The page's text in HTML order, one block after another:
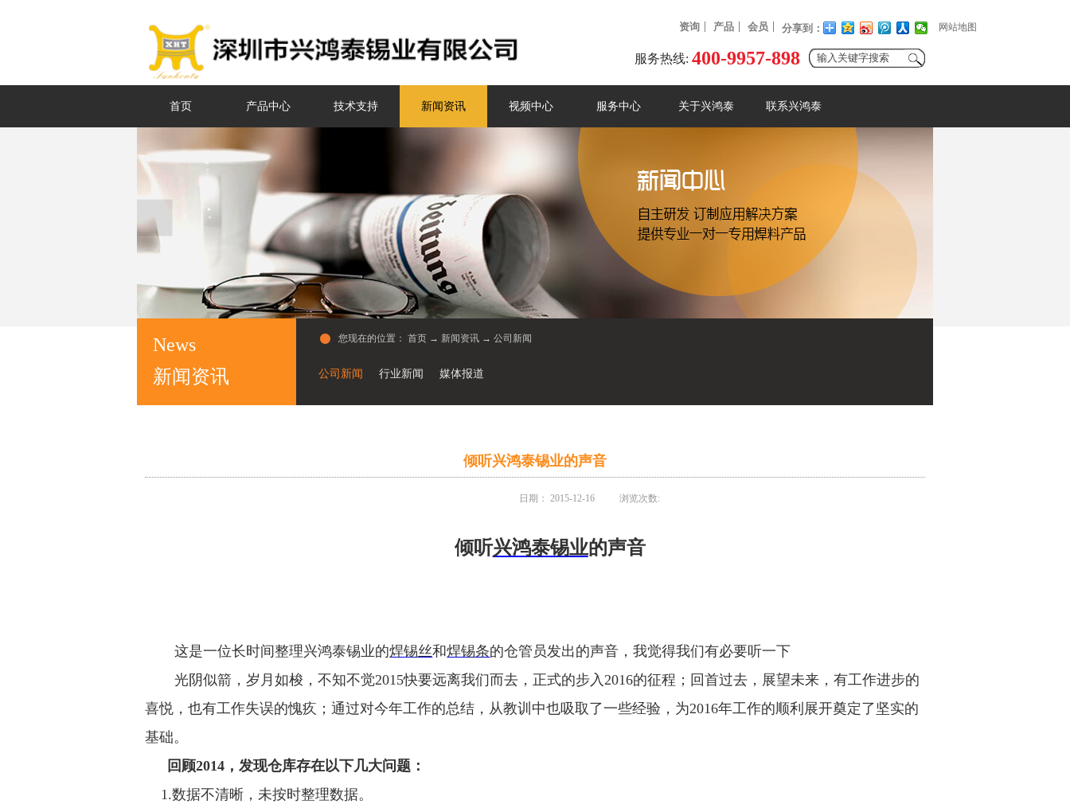
网站地图
资询 产品 会员 分享到：
服务热线: 400-9957-898
首页 产品中心 技术支持 新闻资讯 视频中心 服务中心 关于兴鸿泰 联系兴鸿泰
新闻资讯
News
公司新闻 行业新闻 媒体报道
您现在的位置： 首页 → 新闻资讯 → 公司新闻
倾听兴鸿泰锡业的声音
日期： 2015-12-16 浏览次数:
倾听兴鸿泰锡业的声音
这是一位长时间整理兴鸿泰锡业的焊锡丝和焊锡条的仓管员发出的声音，我觉得我们有必要听一下
光阴似箭，岁月如梭，不知不觉2015快要远离我们而去，正式的步入2016的征程；回首过去，展望未来，有工作进步的
喜悦，也有工作失误的愧疚；通过对今年工作的总结，从教训中也吸取了一些经验，为2016年工作的顺利展开奠定了坚实的
基础。
回顾2014 ，发现仓库存在以下几大问题：
1.数据不清晰 ， 未按时整理数据。